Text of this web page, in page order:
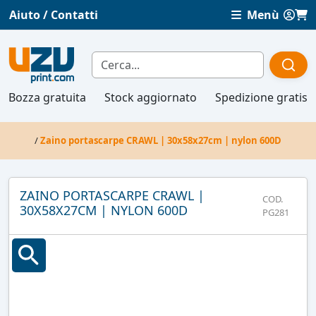
Aiuto / Contatti Menù
Bozza gratuita Stock aggiornato Spedizione gratis
/Zaino portascarpe CRAWL | 30x58x27cm | nylon 600D
ZAINO PORTASCARPE CRAWL |
30X58X27CM | NYLON 600D
COD.
PG281